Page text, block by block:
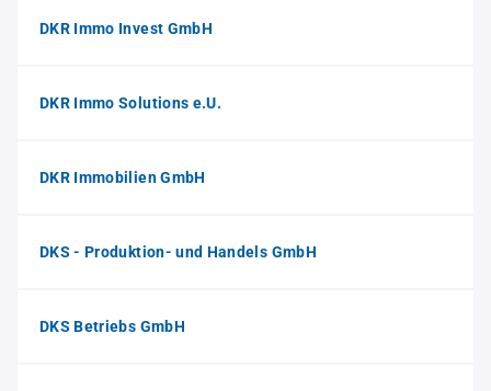
DKR Immo Invest GmbH
DKR Immo Solutions e.U.
DKR Immobilien GmbH
DKS - Produktion- und Handels GmbH
DKS Betriebs GmbH